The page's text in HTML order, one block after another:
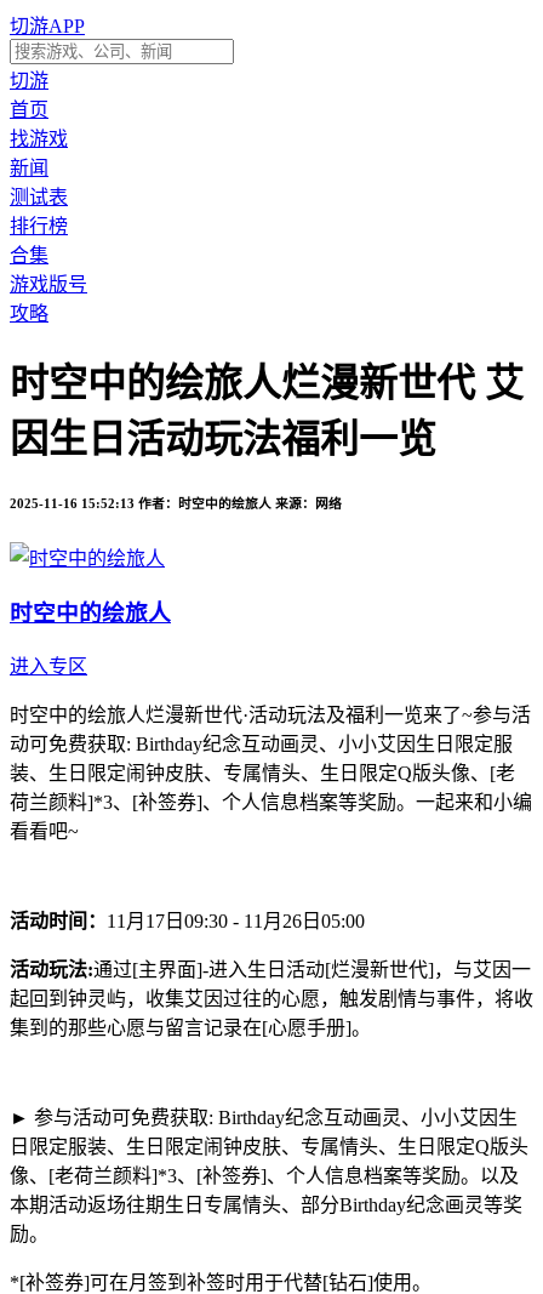
切游APP
切游
首页
找游戏
新闻
测试表
排行榜
合集
游戏版号
攻略
时空中的绘旅人烂漫新世代 艾
因生日活动玩法福利一览
2025-11-16 15:52:13 作者：时空中的绘旅人 来源：网络
时空中的绘旅人
进入专区
时空中的绘旅人烂漫新世代·活动玩法及福利一览来了~参与活
动可免费获取: Birthday纪念互动画灵、小小艾因生日限定服
装、生日限定闹钟皮肤、专属情头、生日限定Q版头像、[老
荷兰颜料]*3、[补签券]、个人信息档案等奖励。一起来和小编
看看吧~
活动时间： 11月17日09:30 - 11月26日05:00
活动玩法:通过[主界面]-进入生日活动[烂漫新世代]，与艾因一
起回到钟灵屿，收集艾因过往的心愿，触发剧情与事件，将收
集到的那些心愿与留言记录在[心愿手册]。
► 参与活动可免费获取: Birthday纪念互动画灵、小小艾因生
日限定服装、生日限定闹钟皮肤、专属情头、生日限定Q版头
像、[老荷兰颜料]*3、[补签券]、个人信息档案等奖励。以及
本期活动返场往期生日专属情头、部分Birthday纪念画灵等奖
励。
*[补签券]可在月签到补签时用于代替[钻石]使用。